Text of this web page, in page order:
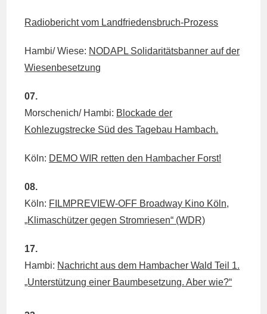
Radiobericht vom Landfriedensbruch-Prozess
Hambi/ Wiese: NODAPL Solidaritätsbanner auf der
Wiesenbesetzung
07.
Morschenich/ Hambi: Blockade der
Kohlezugstrecke Süd des Tagebau Hambach.
Köln: DEMO WIR retten den Hambacher Forst!
08.
Köln: FILMPREVIEW-OFF Broadway Kino Köln,
„Klimaschützer gegen Stromriesen“ (WDR)
17.
Hambi: Nachricht aus dem Hambacher Wald Teil 1.
„Unterstützung einer Baumbesetzung. Aber wie?“